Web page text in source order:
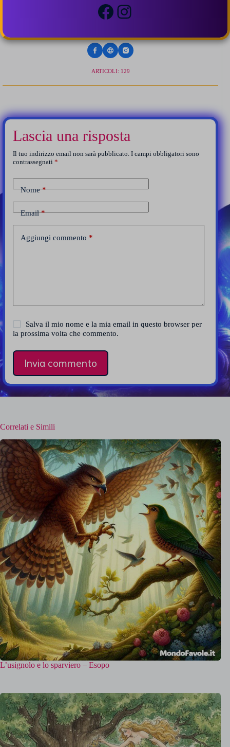
Facebook
Instagram
"Le fiabe non sono solo storie per bambini, ma anche un
modo per gli adulti di ritrovare la propria parte più
ARTICOLI: 129
Lascia una risposta
Il tuo indirizzo email non sarà pubblicato. I campi obbligatori sono
contrassegnati *
Nome*
Email*
Aggiungi commento *
Salva il mio nome e la mia email in questo browser per
la prossima volta che commento.
Invia commento
Correlati e Simili
L’usignolo e lo sparviero – Esopo